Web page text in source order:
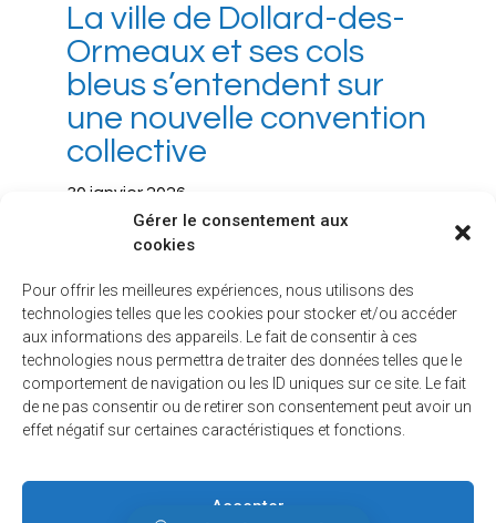
Gérer le consentement aux
cookies
Pour offrir les meilleures expériences, nous utilisons des
technologies telles que les cookies pour stocker et/ou accéder
aux informations des appareils. Le fait de consentir à ces
technologies nous permettra de traiter des données telles que le
comportement de navigation ou les ID uniques sur ce site. Le fait
de ne pas consentir ou de retirer son consentement peut avoir un
effet négatif sur certaines caractéristiques et fonctions.
Accepter
La ville de Dollard-des-
Ormeaux et ses cols
bleus s’entendent sur
une nouvelle convention
collective
30 janvier 2026
La Ville de Dollard-des-Ormeaux et ses cols
collective en vigueur jusqu’en 20...
Lire la suite
Découvrir d'autres articles